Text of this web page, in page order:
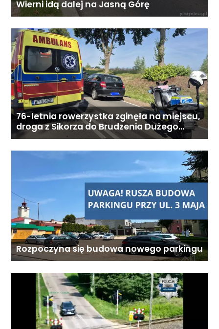
9:00–18:00
Wierni idą dalej na Jasną Górę
76-letnia rowerzystka zginęła na miejscu,
droga z Sikorza do Brudzenia Dużego
zablokowana
Rozpoczyna się budowa nowego parkingu